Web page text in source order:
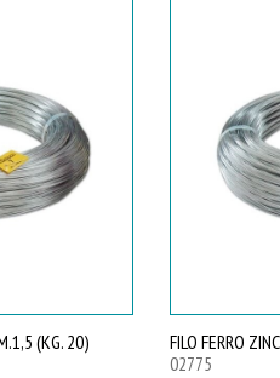
(KG. 20)
FILO FERRO
02775